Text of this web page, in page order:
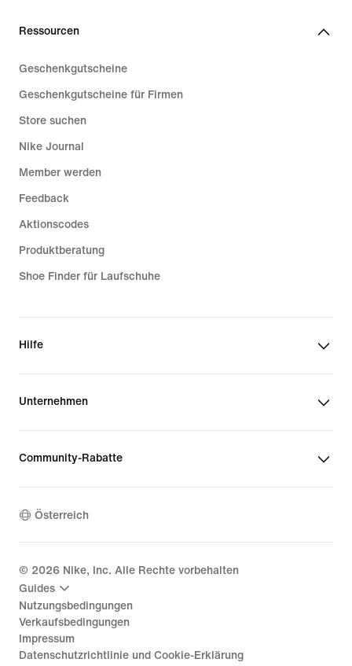
Ressourcen
Geschenkgutscheine
Geschenkgutscheine für Firmen
Store suchen
Nike Journal
Member werden
Feedback
Aktionscodes
Produktberatung
Shoe Finder für Laufschuhe
Hilfe
Unternehmen
Community-Rabatte
Österreich
© 2026 Nike, Inc. Alle Rechte vorbehalten
Guides
Nutzungsbedingungen
Verkaufsbedingungen
Impressum
Datenschutzrichtlinie und Cookie-Erklärung